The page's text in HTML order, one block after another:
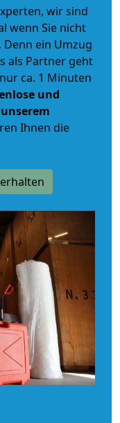
wir sind
wenn Sie nicht
ein Umzug
als Partner geht
ca. 1 Minuten
und
Ihnen die